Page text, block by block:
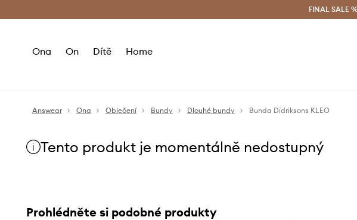
Doručení a vrácení zdarma (od 1800 Kč)
FINAL SALE
Ona On Dítě Home
Answear Ona Oblečení Bundy Dlouhé bundy Bunda Didriksons KLEO
Tento produkt je momentálně nedostupný
Prohlédněte si podobné produkty